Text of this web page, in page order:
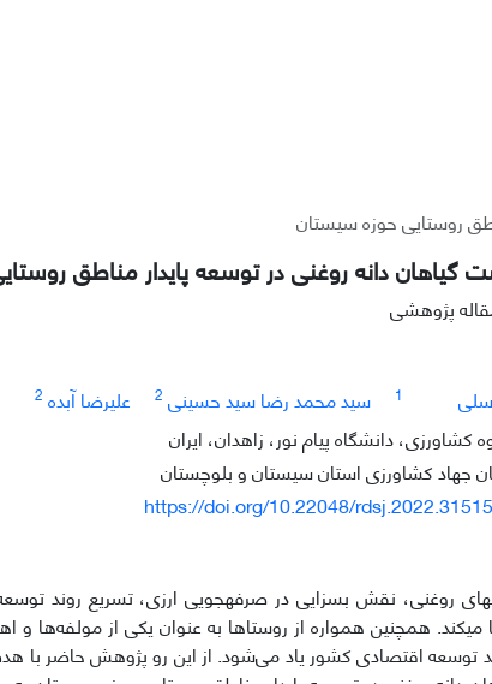
روستایی حوزه سیستان
گیاهان دانه روغنی در توسعه پایدار مناطق
پژوهشی
1 سید محمد رضا سید حسینی 2 علیرضا آبده 2
کشاورزی، دانشگاه پیام نور، زاهدان، ایران
جهاد کشاورزی استان سیستان و بلوچستان
https://doi.org/10.22048/
روغنی، نقش بسزایی در صرفه­جویی ارزی، تسریع روند
می­کند. همچنین همواره از روستاها به عنوان یکی از مولفه‌ها و
توسعه اقتصادی کشور یاد می‌شود. از این رو پژوهش حاضر با